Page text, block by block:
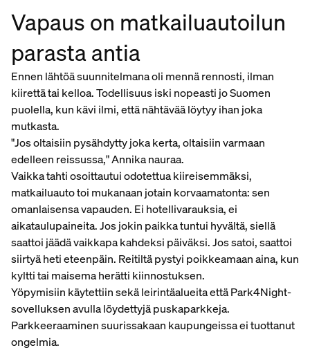
Vapaus on matkailuautoilun
parasta antia
Ennen lähtöä suunnitelmana oli mennä rennosti, ilman
kiirettä tai kelloa. Todellisuus iski nopeasti jo Suomen
puolella, kun kävi ilmi, että nähtävää löytyy ihan joka
mutkasta.
"Jos oltaisiin pysähdytty joka kerta, oltaisiin varmaan
edelleen reissussa," Annika nauraa.
Vaikka tahti osoittautui odotettua kiireisemmäksi,
matkailuauto toi mukanaan jotain korvaamatonta: sen
omanlaisensa vapauden. Ei hotellivarauksia, ei
aikataulupaineita. Jos jokin paikka tuntui hyvältä, siellä
saattoi jäädä vaikkapa kahdeksi päiväksi. Jos satoi, saattoi
siirtyä heti eteenpäin. Reitiltä pystyi poikkeamaan aina, kun
kyltti tai maisema herätti kiinnostuksen.
Yöpymisiin käytettiin sekä leirintäalueita että Park4Night-
sovelluksen avulla löydettyjä puskaparkkeja.
Parkkeeraaminen suurissakaan kaupungeissa ei tuottanut
ongelmia.